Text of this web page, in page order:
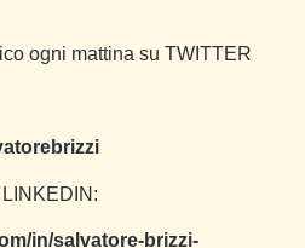
ogni mattina su TWITTER
in/salvatore-brizzi-